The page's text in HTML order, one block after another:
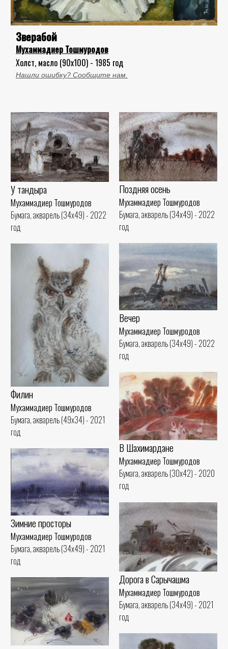
Зверабой
Мухаммадиер Тошмуродов
Холст, масло (90x100) - 1985 год
Нашли ошибку? Сообщите нам.
У тандыра
Мухаммадиер Тошмуродов
Бумага, акварель (34x49) - 2022
год
Поздняя осень
Мухаммадиер Тошмуродов
Бумага, акварель (34x49) - 2022
год
Вечер
Мухаммадиер Тошмуродов
Бумага, акварель (34x49) - 2022
год
Филин
Мухаммадиер Тошмуродов
Бумага, акварель (49x34) - 2021
год
В Шахимардане
Мухаммадиер Тошмуродов
Бумага, акварель (30x42) - 2020
год
Зимние просторы
Мухаммадиер Тошмуродов
Бумага, акварель (34x49) - 2021
год
Дорога в Сарычашма
Мухаммадиер Тошмуродов
Бумага, акварель (34x49) - 2021
год